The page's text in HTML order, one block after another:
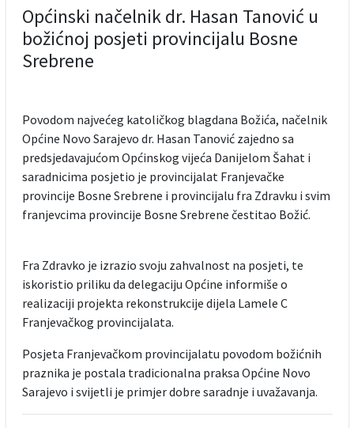
Općinski načelnik dr. Hasan Tanović u
božićnoj posjeti provincijalu Bosne
Srebrene
Povodom najvećeg katoličkog blagdana Božića, načelnik
Općine Novo Sarajevo dr. Hasan Tanović zajedno sa
predsjedavajućom Općinskog vijeća Danijelom Šahat i
saradnicima posjetio je provincijalat Franjevačke
provincije Bosne Srebrene i provincijalu fra Zdravku i svim
franjevcima provincije Bosne Srebrene čestitao Božić.
Fra Zdravko je izrazio svoju zahvalnost na posjeti, te
iskoristio priliku da delegaciju Općine informiše o
realizaciji projekta rekonstrukcije dijela Lamele C
Franjevačkog provincijalata.
Posjeta Franjevačkom provincijalatu povodom božićnih
praznika je postala tradicionalna praksa Općine Novo
Sarajevo i svijetli je primjer dobre saradnje i uvažavanja.